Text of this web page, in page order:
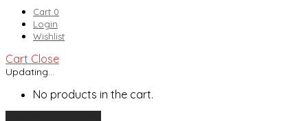
Cart 0
Login
Wishlist
Cart Close
Updating…
No products in the cart.